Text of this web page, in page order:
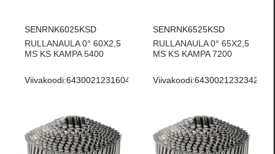
SENRNK6025KSD
RULLANAULA 0° 60X2,5
MS KS KAMPA 5400
Viivakoodi:6430021231604
SENRNK6525KSD
RULLANAULA 0° 65X2,5
MS KS KAMPA 7200
Viivakoodi:6430021232342